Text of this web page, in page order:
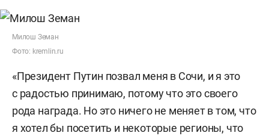
Милош Земан
Фото: kremlin.ru
«Президент Путин позвал меня в Сочи, и я это
с радостью принимаю, потому что это своего
рода награда. Но это ничего не меняет в том, что
я хотел бы посетить и некоторые регионы, что